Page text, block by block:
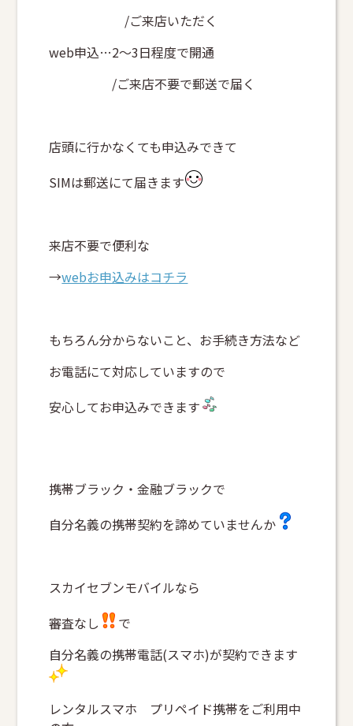
/ご来店いただく
web申込…2～3日程度で開通
/ご来店不要で郵送で届く
店頭に行かなくても申込みできて
SIMは郵送にて届きます
来店不要で便利な
→webお申込みはコチラ
もちろん分からないこと、お手続き方法など
お電話にて対応していますので
安心してお申込みできます
携帯ブラック・金融ブラックで
自分名義の携帯契約を諦めていませんか
スカイセブンモバイルなら
審査なし
で
自分名義の携帯電話(スマホ)が契約できます
レンタルスマホ プリペイド携帯をご利用中